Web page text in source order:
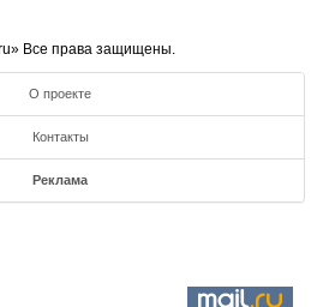
Все права защищены.
О проекте
Контакты
Реклама